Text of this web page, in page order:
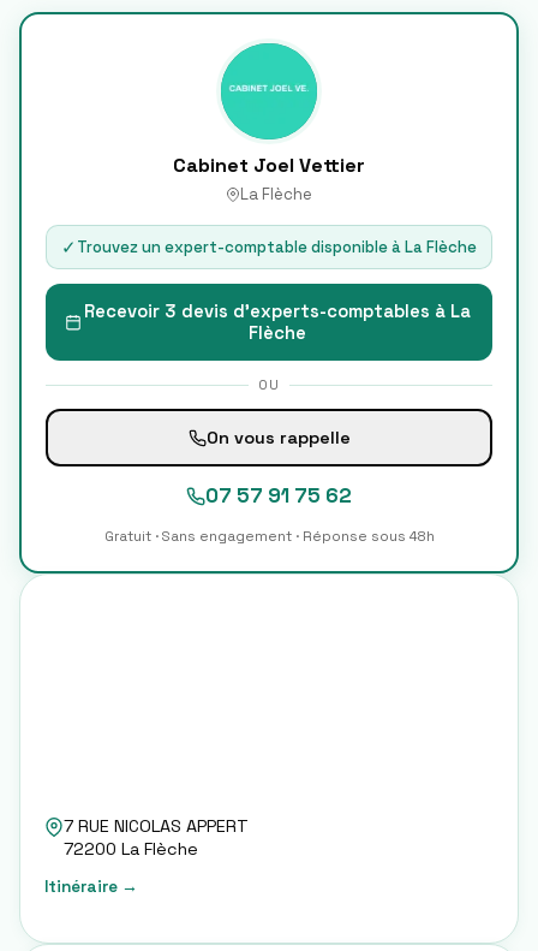
Cabinet Joel Vettier
La Flèche
✓ Trouvez un expert-comptable disponible àLa Flèche
Recevoir 3 devis d'experts-comptables à La
Flèche
OU
On vous rappelle
07 57 91 75 62
Gratuit · Sans engagement · Réponse sous 48h
7 RUE NICOLAS APPERT
72200 La Flèche
Itinéraire →